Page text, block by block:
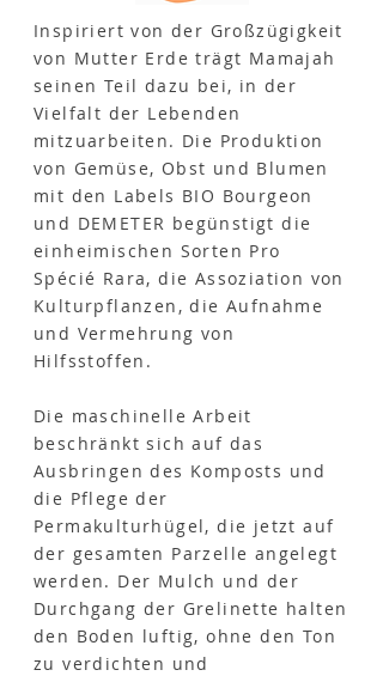
Inspiriert von der Großzügigkeit
von Mutter Erde trägt Mamajah
seinen Teil dazu bei, in der
Vielfalt der Lebenden
mitzuarbeiten. Die Produktion
von Gemüse, Obst und Blumen
mit den Labels BIO Bourgeon
und DEMETER begünstigt die
einheimischen Sorten Pro
Spécié Rara, die Assoziation von
Kulturpflanzen, die Aufnahme
und Vermehrung von
Hilfsstoffen.
Die maschinelle Arbeit
beschränkt sich auf das
Ausbringen des Komposts und
die Pflege der
Permakulturhügel, die jetzt auf
der gesamten Parzelle angelegt
werden. Der Mulch und der
Durchgang der Grelinette halten
den Boden luftig, ohne den Ton
zu verdichten und